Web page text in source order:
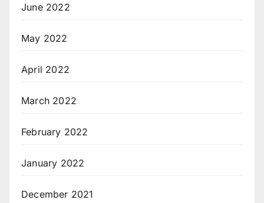
June 2022
May 2022
April 2022
March 2022
February 2022
January 2022
December 2021